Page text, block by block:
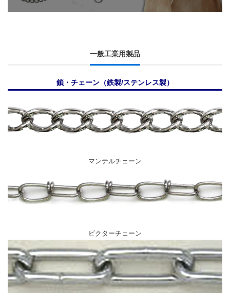
一般工業用製品
鎖・チェーン（鉄製/ステンレス製）
マンテルチェーン
ビクターチェーン